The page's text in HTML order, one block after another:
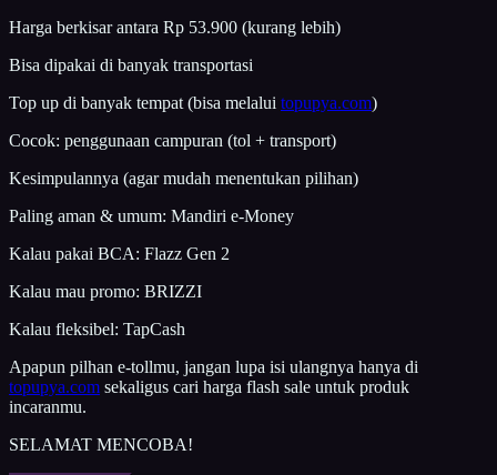
Harga berkisar antara Rp 53.900 (kurang lebih)
Bisa dipakai di banyak transportasi
Top up di banyak tempat (bisa melalui topupya.com)
Cocok: penggunaan campuran (tol + transport)
Kesimpulannya (agar mudah menentukan pilihan)
Paling aman & umum: Mandiri e-Money
Kalau pakai BCA: Flazz Gen 2
Kalau mau promo: BRIZZI
Kalau fleksibel: TapCash
Apapun pilhan e-tollmu, jangan lupa isi ulangnya hanya di
topupya.com sekaligus cari harga flash sale untuk produk
incaranmu.
SELAMAT MENCOBA!